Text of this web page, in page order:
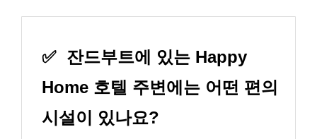
✅ 잔드부트에 있는 Happy
Home 호텔 주변에는 어떤 편의
시설이 있나요?